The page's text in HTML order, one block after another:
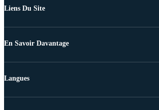
Liens Du Site
En Savoir Davantage
Langues